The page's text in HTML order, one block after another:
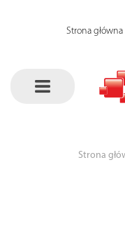
Strona główna
Strona